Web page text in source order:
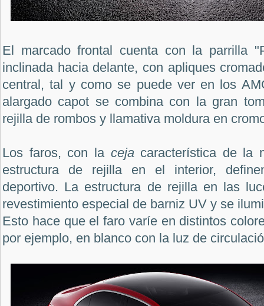
El marcado frontal cuenta con la parrilla
inclinada hacia delante, con apliques
central, tal y como se puede ver en los
alargado capot se combina con la gran
rejilla de rombos y llamativa moldura en
Los faros, con la cejacaracterística de la
estructura de rejilla en el interior,
deportivo. La estructura de rejilla en las
revestimiento especial de barniz UV y se
Esto hace que el faro varíe en distintos
por ejemplo, en blanco con la luz de